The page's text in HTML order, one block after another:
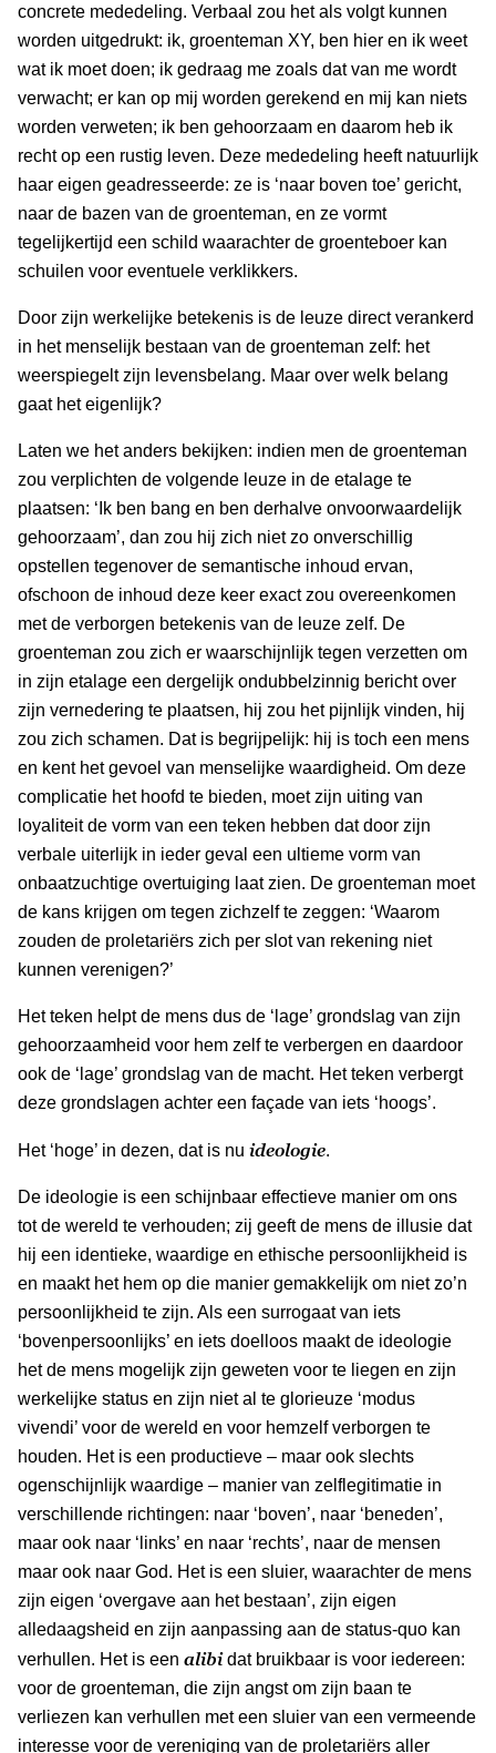
concrete mededeling. Verbaal zou het als volgt kunnen
worden uitgedrukt: ik, groenteman XY, ben hier en ik weet
wat ik moet doen; ik gedraag me zoals dat van me wordt
verwacht; er kan op mij worden gerekend en mij kan niets
worden verweten; ik ben gehoorzaam en daarom heb ik
recht op een rustig leven. Deze mededeling heeft natuurlijk
haar eigen geadresseerde: ze is ‘naar boven toe’ gericht,
naar de bazen van de groenteman, en ze vormt
tegelijkertijd een schild waarachter de groenteboer kan
schuilen voor eventuele verklikkers.
Door zijn werkelijke betekenis is de leuze direct verankerd
in het menselijk bestaan van de groenteman zelf: het
weerspiegelt zijn levensbelang. Maar over welk belang
gaat het eigenlijk?
Laten we het anders bekijken: indien men de groenteman
zou verplichten de volgende leuze in de etalage te
plaatsen: ‘Ik ben bang en ben derhalve onvoorwaardelijk
gehoorzaam’, dan zou hij zich niet zo onverschillig
opstellen tegenover de semantische inhoud ervan,
ofschoon de inhoud deze keer exact zou overeenkomen
met de verborgen betekenis van de leuze zelf. De
groenteman zou zich er waarschijnlijk tegen verzetten om
in zijn etalage een dergelijk ondubbelzinnig bericht over
zijn vernedering te plaatsen, hij zou het pijnlijk vinden, hij
zou zich schamen. Dat is begrijpelijk: hij is toch een mens
en kent het gevoel van menselijke waardigheid. Om deze
complicatie het hoofd te bieden, moet zijn uiting van
loyaliteit de vorm van een teken hebben dat door zijn
verbale uiterlijk in ieder geval een ultieme vorm van
onbaatzuchtige overtuiging laat zien. De groenteman moet
de kans krijgen om tegen zichzelf te zeggen: ‘Waarom
zouden de proletariërs zich per slot van rekening niet
kunnen verenigen?’
Het teken helpt de mens dus de ‘lage’ grondslag van zijn
gehoorzaamheid voor hem zelf te verbergen en daardoor
ook de ‘lage’ grondslag van de macht. Het teken verbergt
deze grondslagen achter een façade van iets ‘hoogs’.
Het ‘hoge’ in dezen, dat is nu ideologie.
De ideologie is een schijnbaar effectieve manier om ons
tot de wereld te verhouden; zij geeft de mens de illusie dat
hij een identieke, waardige en ethische persoonlijkheid is
en maakt het hem op die manier gemakkelijk om niet zo’n
persoonlijkheid te zijn. Als een surrogaat van iets
‘bovenpersoonlijks’ en iets doelloos maakt de ideologie
het de mens mogelijk zijn geweten voor te liegen en zijn
werkelijke status en zijn niet al te glorieuze ‘modus
vivendi’ voor de wereld en voor hemzelf verborgen te
houden. Het is een productieve – maar ook slechts
ogenschijnlijk waardige – manier van zelflegitimatie in
verschillende richtingen: naar ‘boven’, naar ‘beneden’,
maar ook naar ‘links’ en naar ‘rechts’, naar de mensen
maar ook naar God. Het is een sluier, waarachter de mens
zijn eigen ‘overgave aan het bestaan’, zijn eigen
alledaagsheid en zijn aanpassing aan de status-quo kan
verhullen. Het is een alibidat bruikbaar is voor iedereen:
voor de groenteman, die zijn angst om zijn baan te
verliezen kan verhullen met een sluier van een vermeende
interesse voor de vereniging van de proletariërs aller